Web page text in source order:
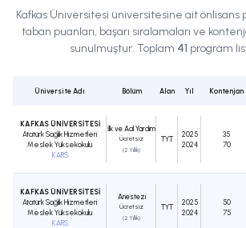
Kafkas Üniversitesi üniversitesine aitönlisans
taban puanları, başarı sıralamaları ve
sunulmuştur. Toplam 41 program
Üniversite Adı Bölüm Alan Yıl Kontenjan
KAFKAS ÜNİVERSİTESİ
Atatürk Sağlık Hizmetleri
Meslek Yüksekokulu
KARS
İlk ve Acil Yardım
Ücretsiz
(2 Yıllık)
TYT
2025
2024
35
70
KAFKAS ÜNİVERSİTESİ
Atatürk Sağlık Hizmetleri
Meslek Yüksekokulu
KARS
Anestezi
Ücretsiz
(2 Yıllık)
TYT
2025
2024
50
75